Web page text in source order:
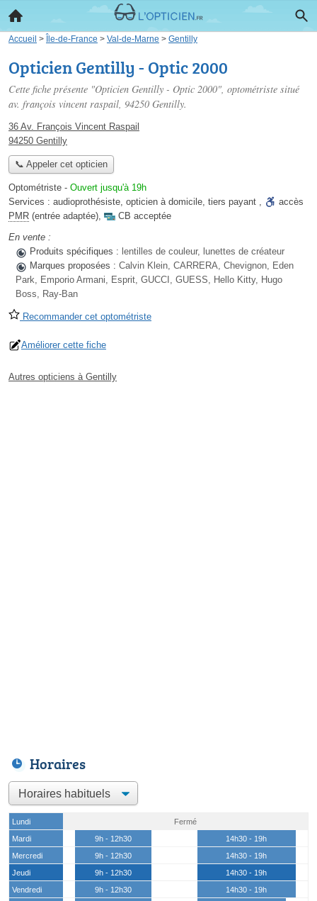
Accueil > Île-de-France > Val-de-Marne > Gentilly
Opticien Gentilly - Optic 2000
Cette fiche présente "Opticien Gentilly - Optic 2000", optométriste situé
av. françois vincent raspail, 94250 Gentilly.
36 Av. François Vincent Raspail
94250 Gentilly
📞 Appeler cet opticien
Optométriste - Ouvert jusqu'à 19h
Services : audioprothésiste, opticien à domicile, tiers payant ,
accès
PMR (entrée adaptée),
CB acceptée
En vente :
Produits spécifiques : lentilles de couleur, lunettes de créateur
Marques proposées : Calvin Klein, CARRERA, Chevignon, Eden
Park, Emporio Armani, Esprit, GUCCI, GUESS, Hello Kitty, Hugo
Boss, Ray-Ban
Recommander cet optométriste
Améliorer cette fiche
Autres opticiens à Gentilly
Horaires
Lundi
Fermé
Mardi
9h - 12h30
14h30 - 19h
Mercredi
9h - 12h30
14h30 - 19h
Jeudi
9h - 12h30
14h30 - 19h
Vendredi
9h - 12h30
14h30 - 19h